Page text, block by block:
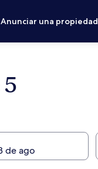
Anunciar una propiedad